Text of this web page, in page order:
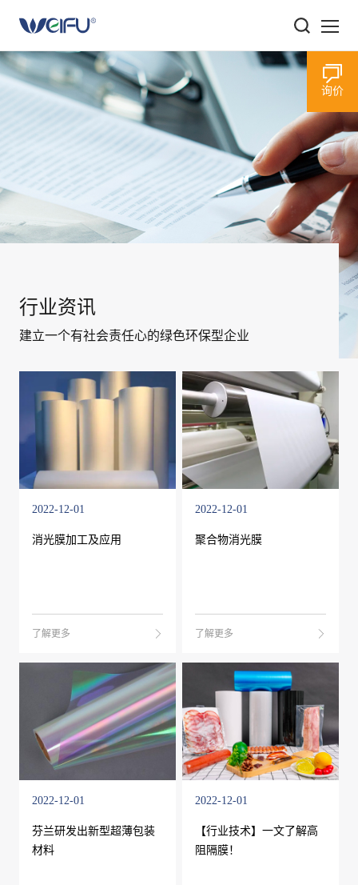
询价
关于我们
我们的产品
我们的责任
中文 / EN
行业资讯
建立一个有社会责任心的绿色环保型企业
2022-12-01
消光膜加工及应用
了解更多
2022-12-01
聚合物消光膜
了解更多
2022-12-01
芬兰研发出新型超薄包装
材料
2022-12-01
【行业技术】一文了解高
阻隔膜！